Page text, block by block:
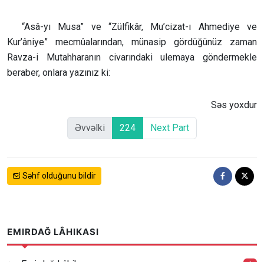
“Asâ-yı Musa” ve “Zülfikâr, Mu’cizat-ı Ahmediye ve
Kur’âniye” mecmûalarından, münasip gördüğünüz zaman
Ravza-i Mutahharanın civarındaki ulemaya göndermekle
beraber, onlara yazınız ki:
Səs yoxdur
Əvvəlki 224 Next Part
Səhf olduğunu bildir
EMIRDAĞ LÂHIKASI